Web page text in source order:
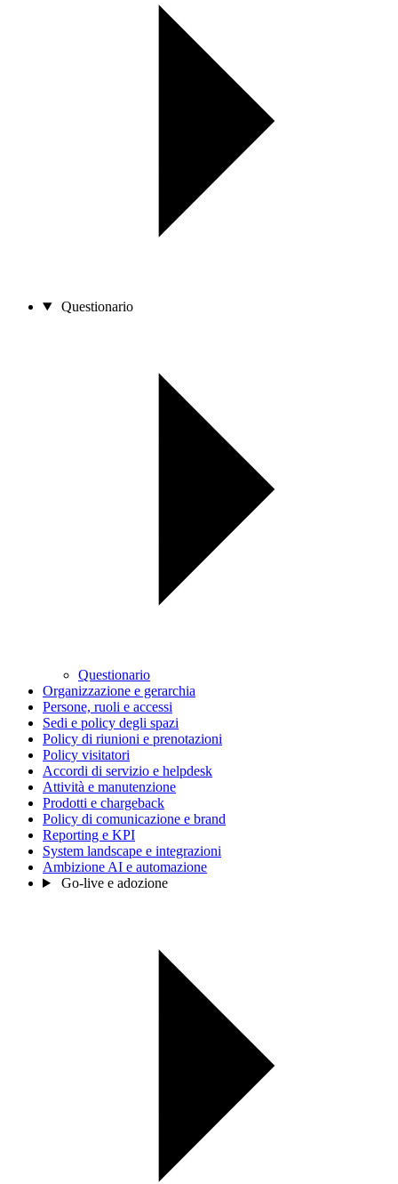
Questionario
Questionario
Organizzazione e gerarchia
Persone, ruoli e accessi
Sedi e policy degli spazi
Policy di riunioni e prenotazioni
Policy visitatori
Accordi di servizio e helpdesk
Attività e manutenzione
Prodotti e chargeback
Policy di comunicazione e brand
Reporting e KPI
System landscape e integrazioni
Ambizione AI e automazione
Go-live e adozione